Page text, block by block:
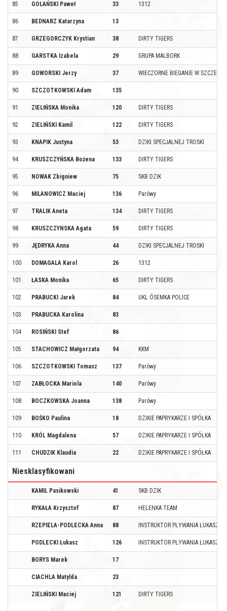
85 GOLAŃSKI Paweł 33 1312
86 BEDNARZ Katarzyna 13
87 GRZEGORCZYK Krystian 38 DIRTY TIGERS
88 GARSTKA Izabela 29 GRUPA MALBORK
89 GOWORSKI Jerzy 37 WIECZORNE BIEGANIE W
90 SZCZOTKOWSKI Adam 135
91 ZIELIŃSKA Monika 120 DIRTY TIGERS
92 ZIELIŃSKI Kamil 122 DIRTY TIGERS
93 KNAPIK Justyna 53 DZIKI SPECJALNEJ TROSKI
94 KRUSZCZYŃSKA Bożena 133 DIRTY TIGERS
95 NOWAK Zbigniew 75 SKB DZIK
96 MILANOWICZ Maciej 136 Parówy
97 TRALIK Aneta 134 DIRTY TIGERS
98 KRUSZCZYNSKA Agata 59 DIRTY TIGERS
99 JĘDRYKA Anna 44 DZIKI SPECJALNEJ TROSKI
100 DOMAGALA Karol 26 1312
101 ŁASKA Monika 65 DIRTY TIGERS
102 PRABUCKI Jarek 84 UKL ÓSEMKA POLICE
103 PRABUCKA Karolina 83
104 ROSIŃSKI Stef 86
105 STACHOWICZ Małgorzata 94 KKM
106 SZCZOTKOWSKI Tomasz 137 Parówy
107 ZABŁOCKA Mariola 140 Parówy
108 BOCZKOWSKA Joanna 138 Parówy
109 BOŚKO Paulina 18 DZIKIE PAPRYKARZE I SPÓŁKA
110 KRÓL Magdalena 57 DZIKIE PAPRYKARZE I SPÓŁKA
111 CHUDZIK Klaudia 22 DZIKIE PAPRYKARZE I SPÓŁKA
Niesklasyfikowani
KAMIL Pasikowski 41 SKB DZIK
RYKAŁA Krzysztof 87 HELENKA TEAM
RZEPIELA-PODLECKA Anna 88 INSTRUKTOR PŁYWANIA ŁUKASZ
PODLECKI Łukasz 126 INSTRUKTOR PŁYWANIA ŁUKASZ
BORYS Marek 17
CIACHLA Matylda 23
ZIELIŃSKI Maciej 121 DIRTY TIGERS